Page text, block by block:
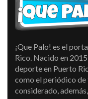
¡Que Palo! es el
Rico. Nacido en
deporte en Puerto
como el periódico de
considerado,